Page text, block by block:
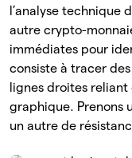
l’analyse technique
autre crypto-
immédiates pour
consiste à tracer
lignes droites
graphique. Prenons
un autre de